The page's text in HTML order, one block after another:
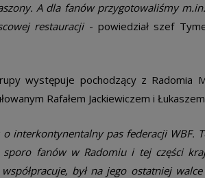
A dla fanów przygotowaliśmy
restauracji­- powiedział szef
występuje pochodzący z Radomia
Rafałem Jackiewiczem i Łukaszem
interkontynentalny pas federacji WBF.
fanów w Radomiu i tej części
był na jego ostatniej